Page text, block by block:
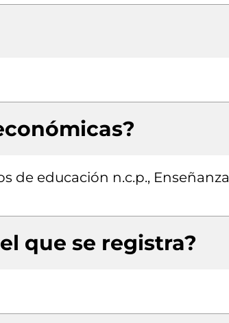
de educación n.c.p., Enseñanza
que se registra?